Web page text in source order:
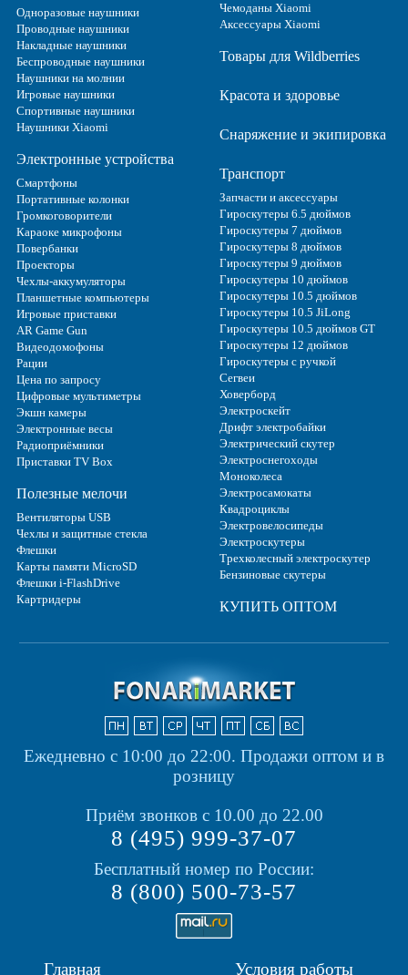
Одноразовые наушники
Проводные наушники
Накладные наушники
Беспроводные наушники
Наушники на молнии
Игровые наушники
Спортивные наушники
Наушники Xiaomi
Электронные устройства
Смартфоны
Портативные колонки
Громкоговорители
Караоке микрофоны
Повербанки
Проекторы
Чехлы-аккумуляторы
Планшетные компьютеры
Игровые приставки
AR Game Gun
Видеодомофоны
Рации
Цена по запросу
Цифровые мультиметры
Экшн камеры
Электронные весы
Радиоприёмники
Приставки TV Box
Полезные мелочи
Вентиляторы USB
Чехлы и защитные стекла
Флешки
Карты памяти MicroSD
Флешки i-FlashDrive
Картридеры
Чемоданы Xiaomi
Аксессуары Xiaomi
Товары для Wildberries
Красота и здоровье
Снаряжение и экипировка
Транспорт
Запчасти и аксессуары
Гироскутеры 6.5 дюймов
Гироскутеры 7 дюймов
Гироскутеры 8 дюймов
Гироскутеры 9 дюймов
Гироскутеры 10 дюймов
Гироскутеры 10.5 дюймов
Гироскутеры 10.5 JiLong
Гироскутеры 10.5 дюймов GT
Гироскутеры 12 дюймов
Гироскутеры с ручкой
Сегвеи
Ховерборд
Электроскейт
Дрифт электробайки
Электрический скутер
Электроснегоходы
Моноколеса
Электросамокаты
Квадроциклы
Электровелосипеды
Электроскутеры
Трехколесный электроскутер
Бензиновые скутеры
КУПИТЬ ОПТОМ
Ежедневно с 10:00 до 22:00. Продажи оптом и в
розницу
Приём звонков с 10.00 до 22.00
8 (495) 999-37-07
Бесплатный номер по России:
8 (800) 500-73-57
Главная Условия работы